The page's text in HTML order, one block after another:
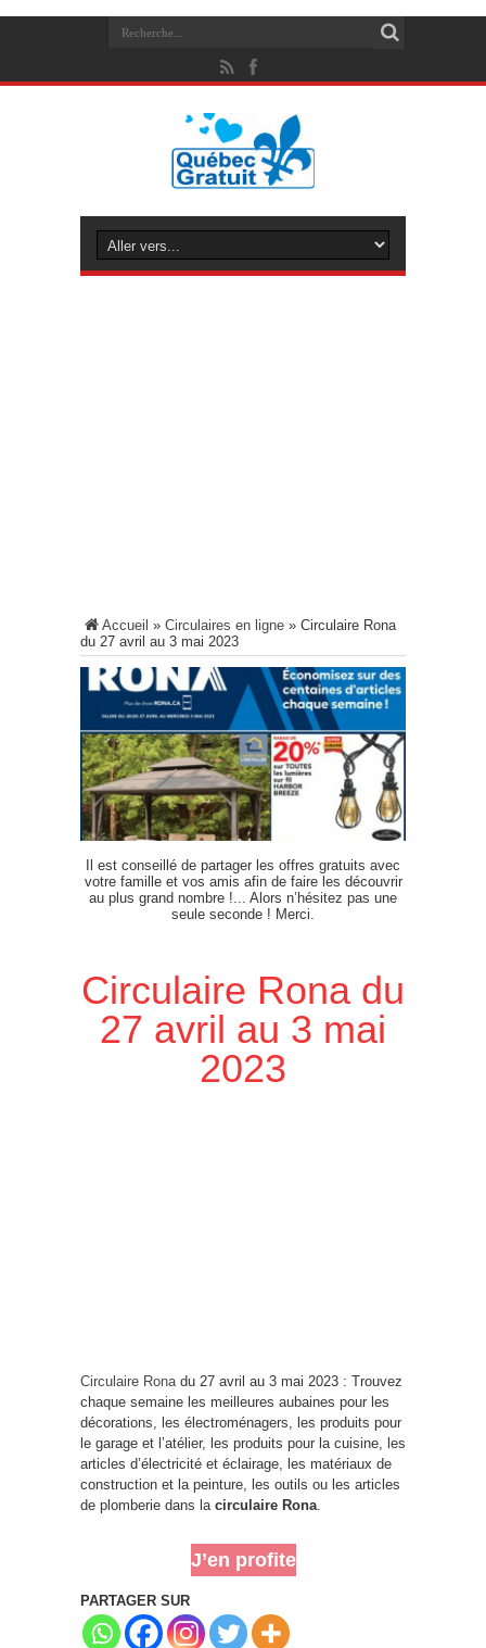
Accueil » Circulaires en ligne » Circulaire Rona
du 27 avril au 3 mai 2023
Il est conseillé de partager les offres gratuits avec
votre famille et vos amis afin de faire les découvrir
au plus grand nombre !... Alors n’hésitez pas une
seule seconde ! Merci.
Circulaire Rona du
27 avril au 3 mai
2023
Circulaire Rona du 27 avril au 3 mai 2023 : Trouvez
chaque semaine les meilleures aubaines pour les
décorations, les électroménagers, les produits pour
le garage et l’atélier, les produits pour la cuisine, les
articles d’électricité et éclairage, les matériaux de
construction et la peinture, les outils ou les articles
de plomberie dans la circulaire Rona
J’en profite
PARTAGER SUR